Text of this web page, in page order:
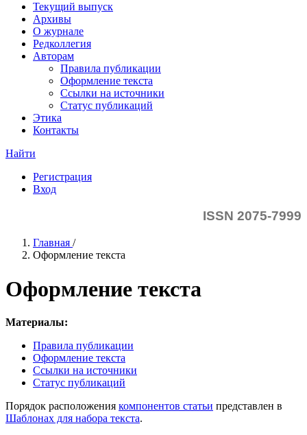
Текущий выпуск
Архивы
О журнале
Редколлегия
Авторам
Правила публикации
Оформление текста
Ссылки на источники
Статус публикаций
Этика
Контакты
Найти
Регистрация
Вход
ISSN 2075-7999
Главная /
Оформление текста
Оформление текста
Материалы:
Правила публикации
Оформление текста
Ссылки на источники
Статус публикаций
Порядок расположения компонентов статьи представлен в
Шаблонах для набора текста.